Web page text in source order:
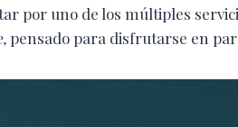
por uno de los múltiples
pensado para disfrutarse en